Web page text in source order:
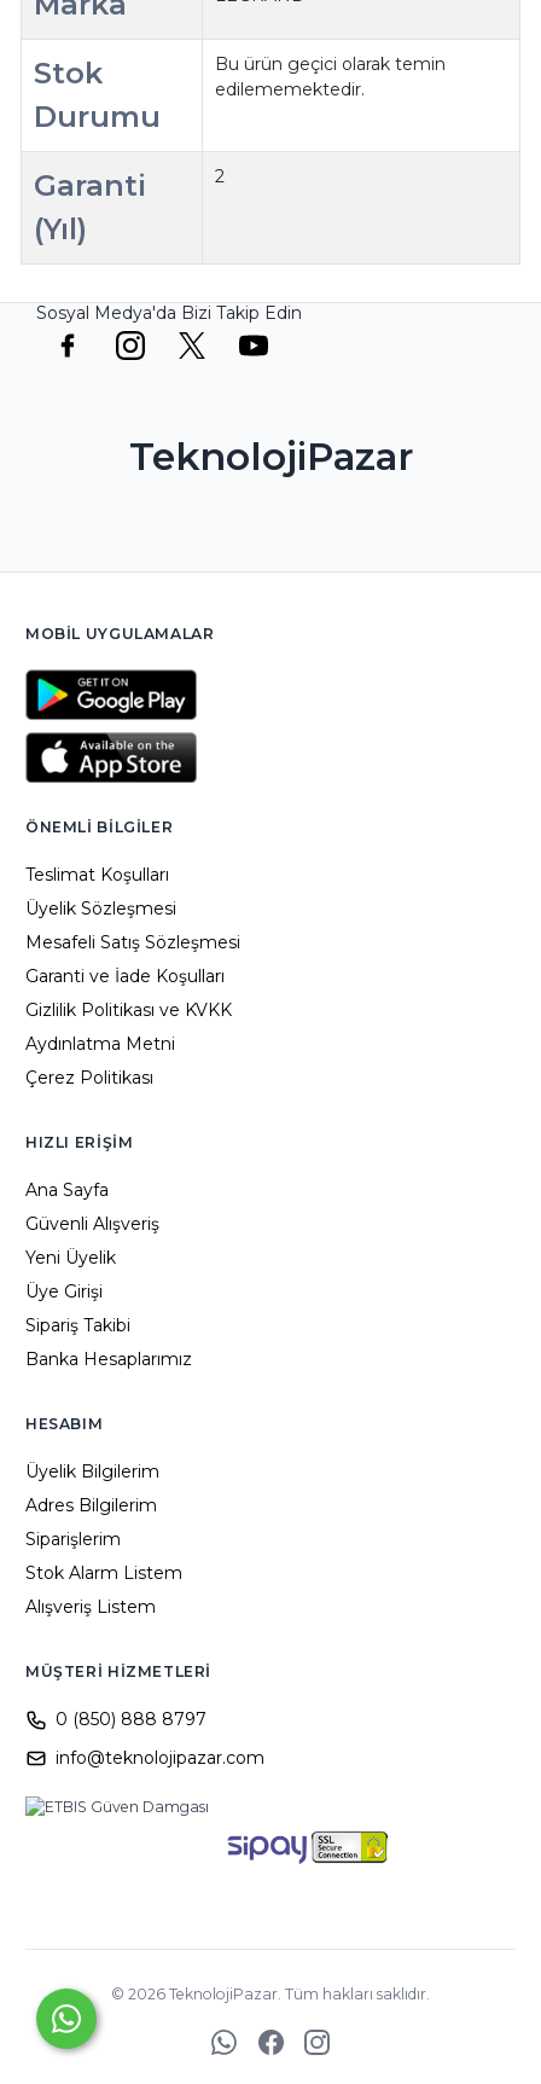
Stok
Durumu
Bu ürün geçici olarak temin
edilememektedir.
Garanti
(Yıl)
2
Sosyal Medya'da Bizi Takip Edin
TeknolojiPazar
MOBIL UYGULAMALAR
ÖNEMLI BILGILER
Teslimat Koşulları
Üyelik Sözleşmesi
Mesafeli Satış Sözleşmesi
Garanti ve İade Koşulları
Gizlilik Politikası ve KVKK
Aydınlatma Metni
Çerez Politikası
HIZLI ERIŞIM
Ana Sayfa
Güvenli Alışveriş
Yeni Üyelik
Üye Girişi
Sipariş Takibi
Banka Hesaplarımız
HESABIM
Üyelik Bilgilerim
Adres Bilgilerim
Siparişlerim
Stok Alarm Listem
Alışveriş Listem
MÜŞTERI HIZMETLERI
0 (850) 888 8797
info@teknolojipazar.com
© 2026 TeknolojiPazar. Tüm hakları saklıdır.